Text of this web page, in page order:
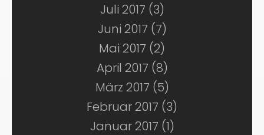
Juli 2017 (3)
Juni 2017 (7)
Mai 2017 (2)
April 2017 (8)
März 2017 (5)
Februar 2017 (3)
Januar 2017 (1)